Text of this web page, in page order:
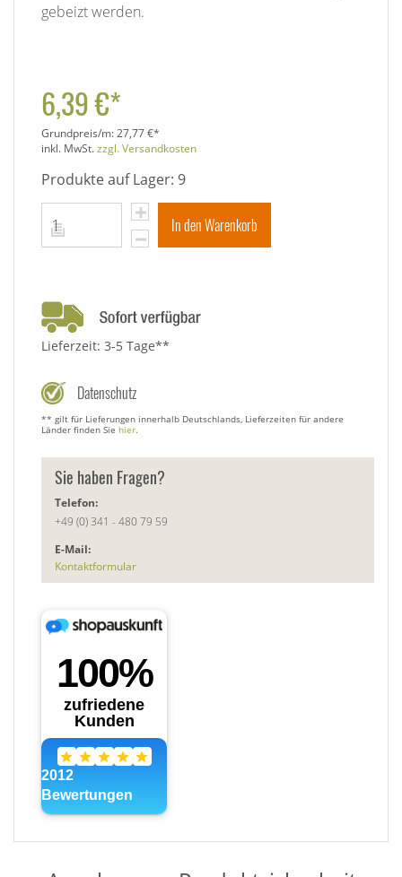
gebeizt werden.
6,39 €*
Grundpreis/m:27,77 €*
inkl. MwSt.zzgl. Versandkosten
Produkte auf Lager: 9
In den Warenkorb
Lieferzeit: 3-5 Tage**
Datenschutz
** gilt für Lieferungen innerhalb Deutschlands, Lieferzeiten für andere
Länder finden Sie hier.
Sie haben Fragen?
Telefon:
+49 (0) 341 - 480 79 59
E-Mail:
Kontaktformular